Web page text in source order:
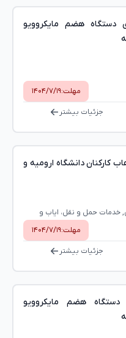
دستگاه هضم مایکروویو
مهلت:۱۴۰۴/۷/۱۹
جزئیات بیشتر
دانشگاه ارومیه و
خدمات حمل و نقل، ایاب و
مهلت:۱۴۰۴/۷/۱۹
جزئیات بیشتر
هضم مایکروویو